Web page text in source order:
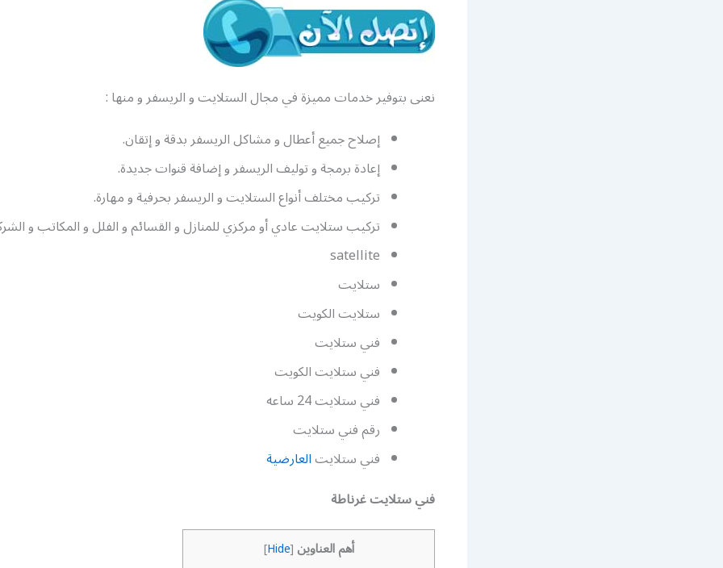
نعنى بتوفير خدمات مميزة في مجال الستلايت و الريسفر و منها :
إصلاح جميع أعطال و مشاكل الريسفر بدقة و إتقان.
إعادة برمجة و توليف الريسفر و إضافة قنوات جديدة.
تركيب مختلف أنواع الستلايت و الريسفر بحرفية و مهارة.
تركيب ستلايت عادي أو مركزي للمنازل و القسائم و الفلل و المكاتب و
satellite
ستلايت
ستلايت الكويت
فني ستلايت
فني ستلايت الكويت
فني ستلايت 24 ساعه
رقم فني ستلايت
فني ستلايتالعارضية
فني ستلايت غرناطة
أهم العناوين [
Hide
]